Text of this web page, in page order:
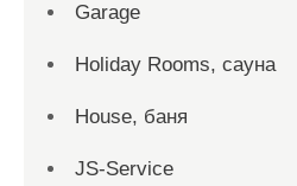
Garage
Holiday Rooms, сауна
House, баня
JS-Service